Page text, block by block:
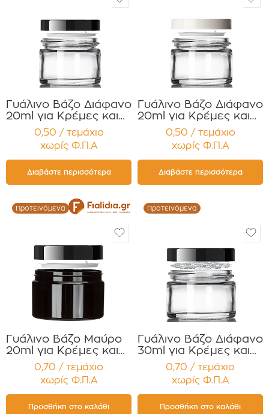
Γυάλινο Βάζο Διάφανο
20ml για Κρέμες και
Κηραλοιφές με Μαύρο
Γυαλιστερό Καπάκι
Παρέμβυσμα
Συσκευασία 12
τεμαχίων
0,50 / τεμάχιο
χωρίς Φ.Π.Α
Διαβάστε περισσότερα
Γυάλινο Βάζο Διάφανο
20ml για Κρέμες και
Κηραλοιφές με Άσπρο
Γυαλιστερό Καπάκι
Παρέμβυσμα
Συσκευασία 12
τεμαχίων
0,50 / τεμάχιο
χωρίς Φ.Π.Α
Διαβάστε περισσότερα
Προτεινόμενα
Γυάλινο Βάζο Μαύρο
20ml για Κρέμες και
Κηραλοιφές με Μαύρο
Γυαλιστερό Καπάκι
Παρέμβυσμα
Συσκευασία 12
τεμαχίων
0,70 / τεμάχιο
χωρίς Φ.Π.Α
Προσθήκη στο καλάθι
Προτεινόμενα
Γυάλινο Βάζο Διάφανο
30ml για Κρέμες και
Κηραλοιφές με Μαύρο
Γυαλιστερό Καπάκι PP
τεμαχίων
0,70 / τεμάχιο
χωρίς Φ.Π.Α
Προσθήκη στο καλάθι